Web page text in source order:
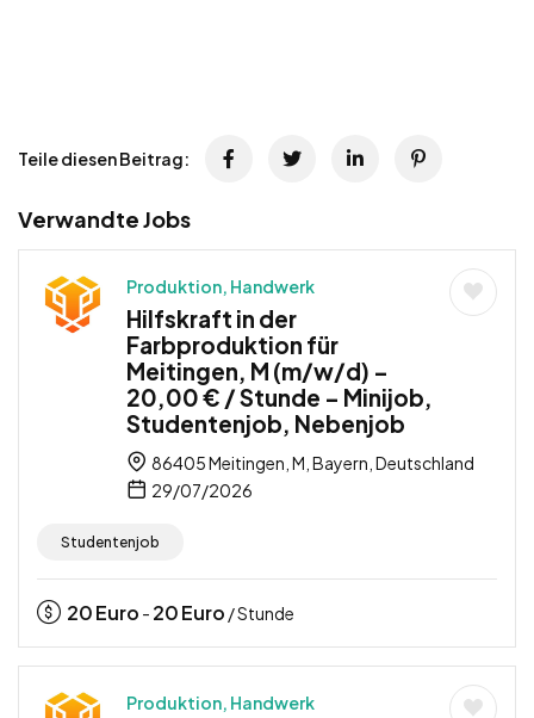
Teile diesen Beitrag:
Verwandte Jobs
Produktion, Handwerk
Hilfskraft in der
Farbproduktion für
Meitingen, M (m/w/d) –
20,00 € / Stunde – Minijob,
Studentenjob, Nebenjob
86405 Meitingen, M, Bayern, Deutschland
29/07/2026
Studentenjob
20Euro - 20Euro / Stunde
Produktion, Handwerk